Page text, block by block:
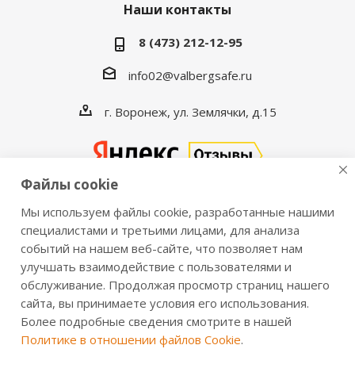
Наши контакты
8 (473) 212-12-95
info02@valbergsafe.ru
г. Воронеж, ул. Землячки, д.15
2016-2026 © VALBERGSAFE.RU — Интернет-магазин
сейфов Valberg и металлической мебели Практик.
Продажа сейфов для дома и офиса, металлических
шкафов, стеллажей, металлических дверей.
Информация о розничных ценах, технических
характеристиках, наличии на складе носит справочный
характер и не является публичной офертой,
Файлы cookie
Мы используем файлы cookie, разработанные нашими
специалистами и третьими лицами, для анализа
событий на нашем веб-сайте, что позволяет нам
улучшать взаимодействие с пользователями и
обслуживание. Продолжая просмотр страниц нашего
сайта, вы принимаете условия его использования.
Более подробные сведения смотрите в нашей
Политике в отношении файлов Cookie.